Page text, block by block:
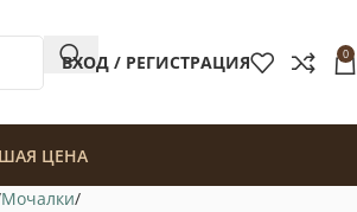
ВХОД / РЕГИСТРАЦИЯ 0
ЦЕНА
Мочалки